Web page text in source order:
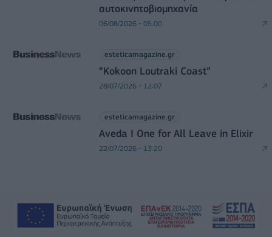
αυτοκινητοβιομηχανία
06/08/2026 - 05:00
esteticamagazine.gr
“Kokoon Loutraki Coast”
28/07/2026 - 12:07
esteticamagazine.gr
Aveda I One for All Leave in Elixir
22/07/2026 - 13:20